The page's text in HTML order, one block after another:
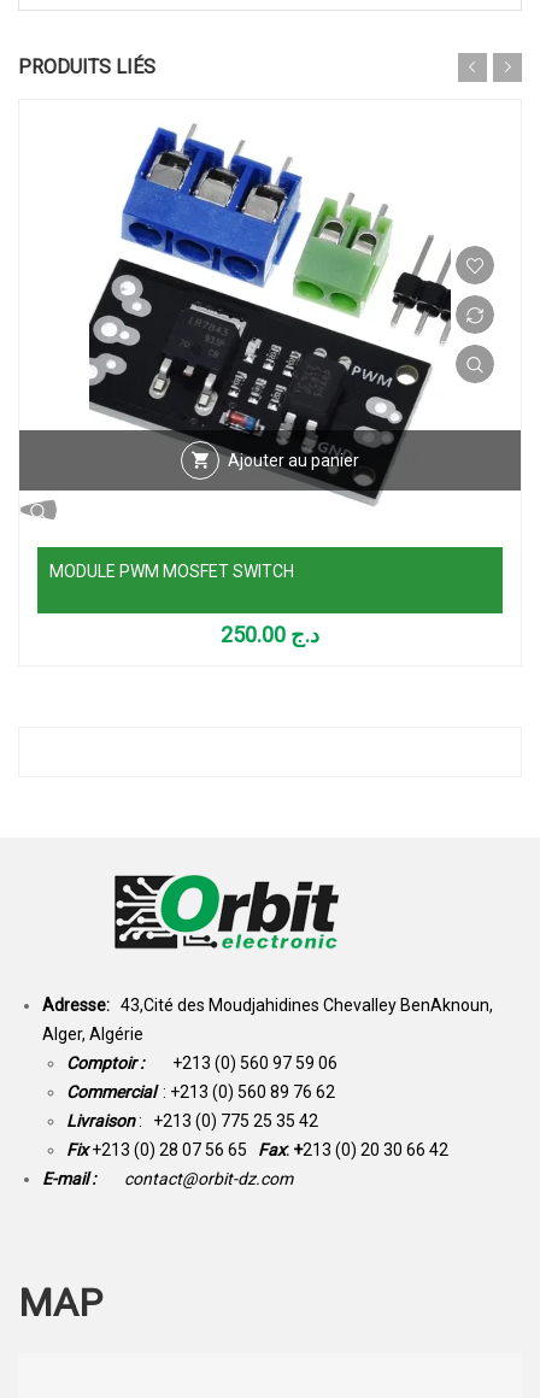
PRODUITS LIÉS
Ajouter au panier
MODULE PWM MOSFET SWITCH
د.ج
Adresse: 43,Cité des Moudjahidines Chevalley BenAknoun,
Alger, Algérie
Comptoir : +213 (0) 560 97 59 06
Commercial : +213 (0) 560 89 76 62
Livraison: +213 (0) 775 25 35 42
Fix +213 (0) 28 07 56 65 Fax: +213 (0) 20 30 66 42
E-mail :
contact@orbit-dz.com
MAP